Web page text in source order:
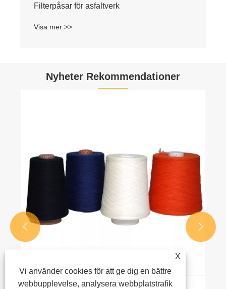
Filterpåsar för asfaltverk
Visa mer >>
Nyheter Rekommendationer
 
X
Vi använder cookies för att ge dig en bättre
webbupplevelse, analysera webbplatstrafik